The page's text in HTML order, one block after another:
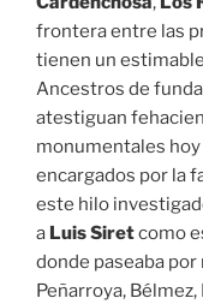
frontera entre las
tienen un
Ancestros de
atestiguan
monumentales
encargados por la
este hilo
a Luis Siretcomo
donde paseaba por
Peñarroya,